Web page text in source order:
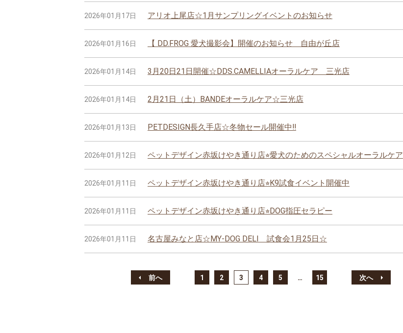
2026年01月17日 アリオ上尾店☆1月サンプリングイベントのお知らせ
2026年01月16日 【 DD.FROG 愛犬撮影会】開催のお知らせ 自由が丘店
2026年01月14日 3月20日21日開催☆DDS.CAMELLIAオーラルケア 三光店
2026年01月14日 2月21日（土）BANDEオーラルケア☆三光店
2026年01月13日 PETDESIGN長久手店☆冬物セール開催中‼
2026年01月12日 ペットデザイン赤坂けやき通り店⭐︎愛犬のためのスペシャルオーラルケア
2026年01月11日 ペットデザイン赤坂けやき通り店⭐︎K9試食イベント開催中
2026年01月11日 ペットデザイン赤坂けやき通り店⭐︎DOG指圧セラピー
2026年01月11日 名古屋みなと店☆MY-DOG DELI 試食会1月25日☆
前へ 1 2 3 4 5 … 15 次へ